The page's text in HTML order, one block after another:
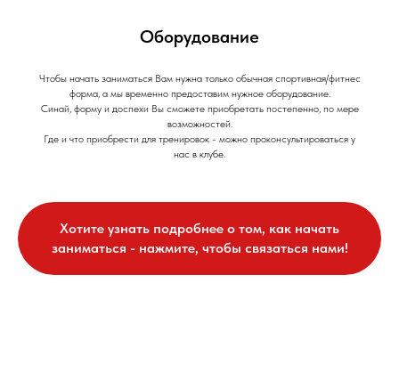
Оборудование
Чтобы начать заниматься Вам нужна только обычная спортивная/фитнес
форма, а мы временно предоставим нужное оборудование.
Синай, форму и доспехи Вы сможете приобретать постепенно, по мере
возможностей.
Где и что приобрести для тренировок - можно проконсультироваться у
нас в клубе.
Хотите узнать подробнее о том, как начать
заниматься - нажмите, чтобы связаться нами!